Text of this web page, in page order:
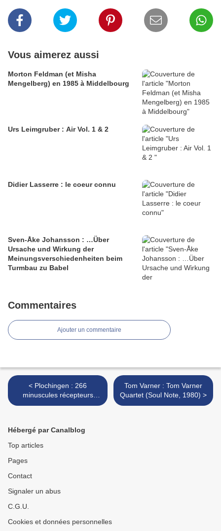
Vous aimerez aussi
Morton Feldman (et Misha
Mengelberg) en 1985 à Middelbourg
Urs Leimgruber : Air Vol. 1 & 2
Didier Lasserre : le coeur connu
Sven-Åke Johansson : …Über
Ursache und Wirkung der
Meinungsverschiedenheiten beim
Turmbau zu Babel
Commentaires
Ajouter un commentaire
< Plochingen : 266
minuscules récepteurs
paraboliques (Tanuki, 2013)
Tom Varner : Tom Varner
Quartet (Soul Note, 1980) >
Hébergé par Canalblog
Top articles
Pages
Contact
Signaler un abus
C.G.U.
Cookies et données personnelles